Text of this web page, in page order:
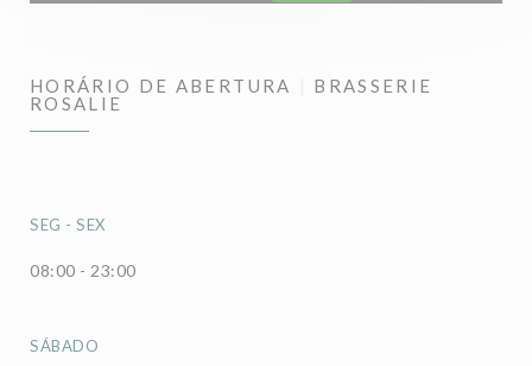
HORÁRIO DE ABERTURA
BRASSERIE
ROSALIE
SEG - SEX
08:00 - 23:00
SÁBADO